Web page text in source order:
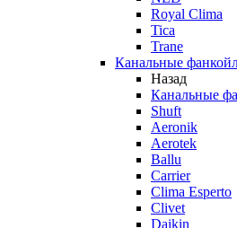
Royal Clima
Tica
Trane
Канальные
Назад
Канальные
Shuft
Aeronik
Aerotek
Ballu
Carrier
Clima Esperto
Clivet
Daikin